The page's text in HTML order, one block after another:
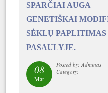
SPARČIAI AUGA
GENETIŠKAI
SĖKLŲ PAPLITIMAS
PASAULYJE.
08
Mar
Posted by: Adminas
Category: